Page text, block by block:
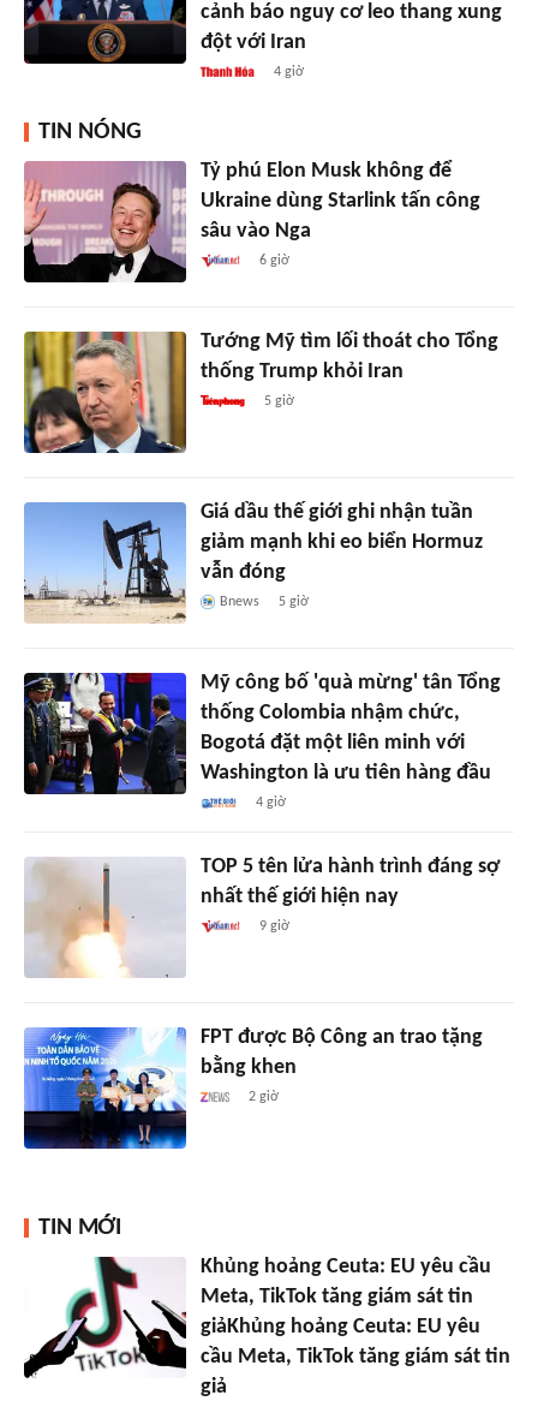
cảnh báo nguy cơ leo thang xung
đột với Iran
4 giờ
TIN NÓNG
Tỷ phú Elon Musk không để
Ukraine dùng Starlink tấn công
sâu vào Nga
6 giờ
Tướng Mỹ tìm lối thoát cho Tổng
thống Trump khỏi Iran
5 giờ
Giá dầu thế giới ghi nhận tuần
giảm mạnh khi eo biển Hormuz
vẫn đóng
Bnews 5 giờ
Mỹ công bố 'quà mừng' tân Tổng
thống Colombia nhậm chức,
Bogotá đặt một liên minh với
Washington là ưu tiên hàng đầu
4 giờ
TOP 5 tên lửa hành trình đáng sợ
nhất thế giới hiện nay
9 giờ
FPT được Bộ Công an trao tặng
bằng khen
2 giờ
TIN MỚI
Khủng hoảng Ceuta: EU yêu cầu
Meta, TikTok tăng giám sát tin
giảKhủng hoảng Ceuta: EU yêu
cầu Meta, TikTok tăng giám sát tin
giả